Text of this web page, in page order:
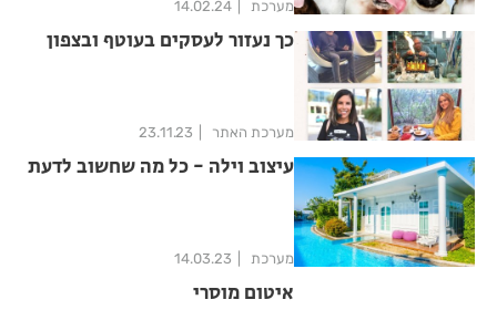
מערכת 14.02.24
כך נעזור לעסקים בעוטף ובצפון
מערכת האתר 23.11.23
עיצוב וילה - כל מה שחשוב לדעת
מערכת 14.03.23
איטום מוסרי